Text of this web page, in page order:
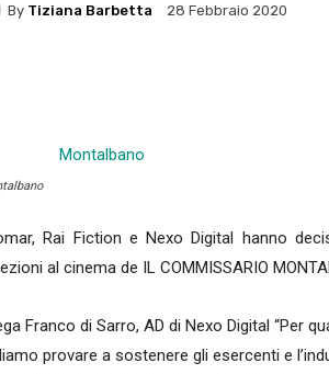
By Tiziana Barbetta 28 Febbraio 2020
Rai Fiction e Nexo Digital hanno
al cinema de IL COMMISSARIO
Franco di Sarro, AD di Nexo Digital “Per
provare a sostenere gli esercenti e